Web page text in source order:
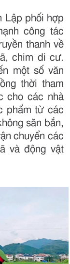
Lập phối hợp
công tác
thanh về
chim di cư.
một số văn
thời tham
cho các nhà
phẩm từ các
săn bắn,
chuyển các
và động vật